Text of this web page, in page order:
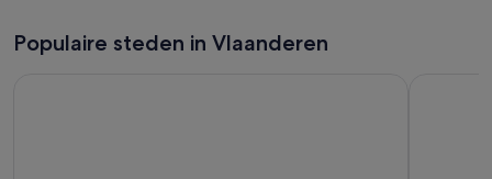
Populaire steden in Vlaanderen